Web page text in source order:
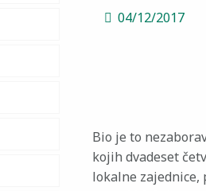
04/12/2017
Bio je to
kojih dvadeset
lokalne zajednice,